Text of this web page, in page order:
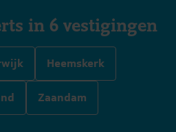
in 6 vestigingen
Heemskerk
Zaandam